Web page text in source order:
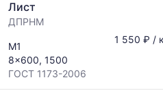
Лист
ДПРНМ
М1
8x600, 1500
ГОСТ 1173-2006
1 550 ₽ /